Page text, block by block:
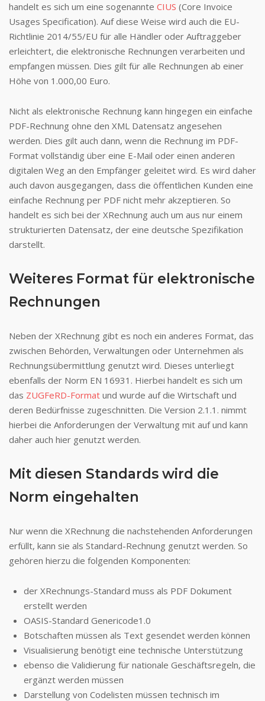
handelt es sich um eine sogenannte CIUS (Core Invoice
Usages Specification). Auf diese Weise wird auch die EU-
Richtlinie 2014/55/EU für alle Händler oder Auftraggeber
erleichtert, die elektronische Rechnungen verarbeiten und
empfangen müssen. Dies gilt für alle Rechnungen ab einer
Höhe von 1.000,00 Euro.
Nicht als elektronische Rechnung kann hingegen ein einfache
PDF-Rechnung ohne den XML Datensatz angesehen
werden. Dies gilt auch dann, wenn die Rechnung im PDF-
Format vollständig über eine E-Mail oder einen anderen
digitalen Weg an den Empfänger geleitet wird. Es wird daher
auch davon ausgegangen, dass die öffentlichen Kunden eine
einfache Rechnung per PDF nicht mehr akzeptieren. So
handelt es sich bei der XRechnung auch um aus nur einem
strukturierten Datensatz, der eine deutsche Spezifikation
darstellt.
Weiteres Format für elektronische
Rechnungen
Neben der XRechnung gibt es noch ein anderes Format, das
zwischen Behörden, Verwaltungen oder Unternehmen als
Rechnungsübermittlung genutzt wird. Dieses unterliegt
ebenfalls der Norm EN 16931. Hierbei handelt es sich um
das ZUGFeRD-Format und wurde auf die Wirtschaft und
deren Bedürfnisse zugeschnitten. Die Version 2.1.1. nimmt
hierbei die Anforderungen der Verwaltung mit auf und kann
daher auch hier genutzt werden.
Mit diesen Standards wird die
Norm eingehalten
Nur wenn die XRechnung die nachstehenden Anforderungen
erfüllt, kann sie als Standard-Rechnung genutzt werden. So
gehören hierzu die folgenden Komponenten:
der XRechnungs-Standard muss als PDF Dokument
erstellt werden
OASIS-Standard Genericode1.0
Botschaften müssen als Text gesendet werden können
Visualisierung benötigt eine technische Unterstützung
ebenso die Validierung für nationale Geschäftsregeln, die
ergänzt werden müssen
Darstellung von Codelisten müssen technisch im